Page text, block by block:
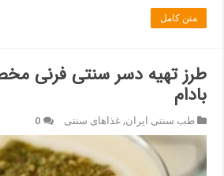
متن کامل
طرز تهیه دسر سنتی فرنی
بادام
طب سنتی ایران,غذاهای سنتی 0